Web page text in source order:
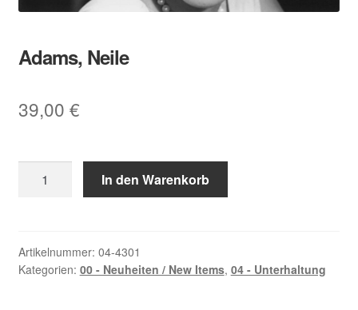
Adams, Neile
39,00 €
Neile
In den Warenkorb
Artikelnummer: 04-4301
Kategorien: 00 - Neuheiten / New Items, 04 - Unterhaltung